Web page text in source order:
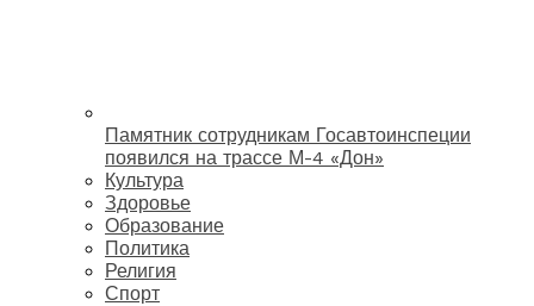
Памятник сотрудникам Госавтоинспеции
появился на трассе М-4 «Дон»
Культура
Здоровье
Образование
Политика
Религия
Спорт